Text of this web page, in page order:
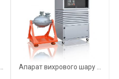
Апарат вихрового шару ...